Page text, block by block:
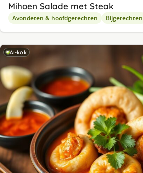
Mihoen Salade met Steak
Avondeten & hoofdgerechten Bijgerechten
AI-kok